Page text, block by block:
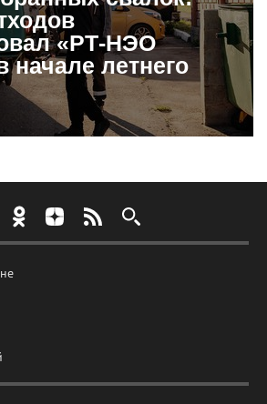
«РТ-НЭО
начале летнего